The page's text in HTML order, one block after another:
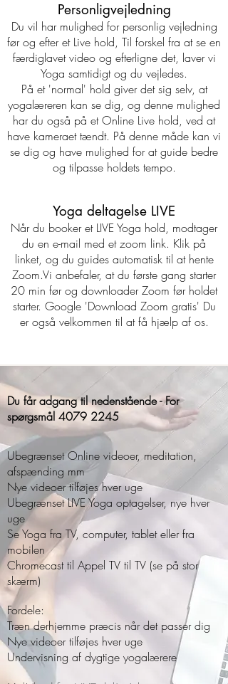
Personligvejledning
Du vil har mulighed for personlig vejledning
før og efter et Live hold, Til forskel fra at se en
færdiglavet video og efterligne det, laver vi
Yoga samtidigt og du vejledes.
På et 'normal' hold giver det sig selv, at
yogalæreren kan se dig, og denne mulighed
har du også på et Online Live hold, ved at
have kameraet tændt. På denne måde kan vi
se dig og have mulighed for at guide bedre
og tilpasse holdets tempo.
Yoga deltagelse LIVE
Når du booker et LIVE Yoga hold, modtager
du en e-mail med et zoom link. Klik på
linket, og du guides automatisk til at hente
Zoom.Vi anbefaler, at du første gang starter
20 min før og downloader Zoom før holdet
starter. Google 'Download Zoom gratis' Du
er også velkommen til at få hjælp af os.
Du får adgang til nedenstående - For
spørgsmål 4079 2245
Ubegrænset Online videoer, meditation,
afspænding mm
Nye videoer tilføjes hver uge
Ubegrænset LIVE Yoga optagelser, nye hver
uge
Se Yoga fra TV, computer, tablet eller fra
mobilen
Chromecast til Appel TV til TV (se på stor
skærm)
Fordele:
Træn derhjemme præcis når det passer dig
Nye videoer tilføjes hver uge
Undervisning af dygtige yogalærere